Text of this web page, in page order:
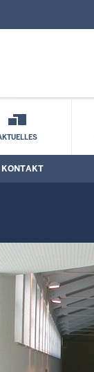
KONTAKT